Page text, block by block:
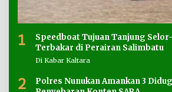
1
Speedboat Tujuan Tanjung
Terbakar di Perairan Salimbatu
Di Kabar Kaltara
2
Polres Nunukan Amankan 3